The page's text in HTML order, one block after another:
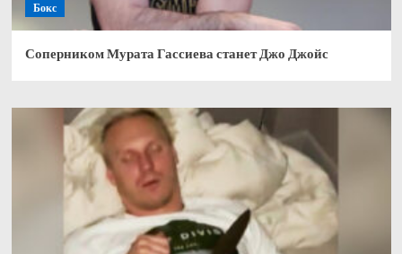
Бокс
Соперником Мурата Гассиева станет Джо Джойс